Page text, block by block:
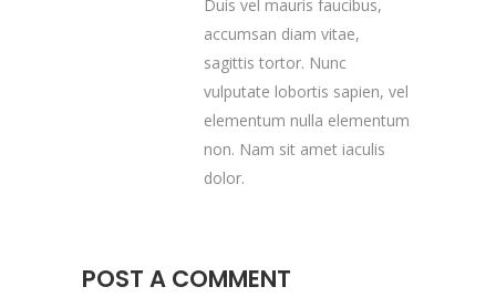
Duis vel mauris faucibus,
accumsan diam vitae,
sagittis tortor. Nunc
vulputate lobortis sapien, vel
elementum nulla elementum
non. Nam sit amet iaculis
dolor.
POST A COMMENT